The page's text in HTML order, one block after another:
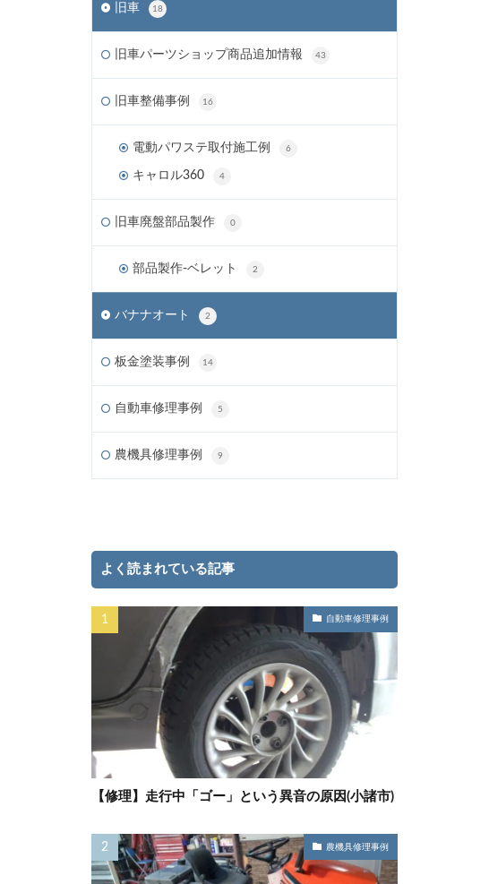
旧車 18
旧車パーツショップ商品追加情報 43
旧車整備事例 16
電動パワステ取付施工例 6
キャロル360 4
旧車廃盤部品製作 0
部品製作-ベレット 2
バナナオート 2
板金塗装事例 14
自動車修理事例 5
農機具修理事例 9
よく読まれている記事
自動車修理事例
【修理】走行中「ゴー」という異音の原因(小諸市)
農機具修理事例